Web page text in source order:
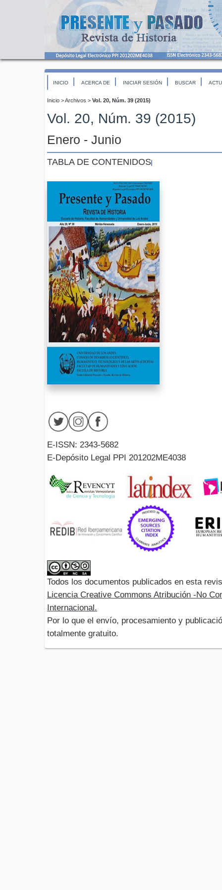
INICIO ACERCA DE INICIAR SESIÓN BUSCAR
Inicio >Archivos > Vol. 20, Núm. 39 (2015)
Vol. 20, Núm. 39 (2015)
Enero - Junio
TABLA DE CONTENIDOS
E-ISSN: 2343-5682
E-Depósito Legal PPI 201202ME4038
Todos los documentos publicados en esta
Licencia Creative Commons Atribución -No
Internacional.
Por lo que el envío, procesamiento y
totalmente gratuito.